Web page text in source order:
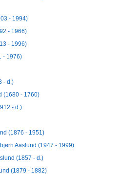
- 1994)
- 1966)
- 1996)
- 1976)
- d.)
(1680 - 1760)
- d.)
(1876 - 1951)
Aaslund (1947 - 1999)
(1857 - d.)
(1879 - 1882)